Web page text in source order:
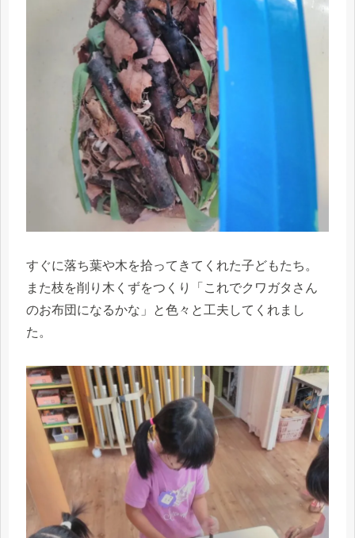
すぐに落ち葉や木を拾ってきてくれた子どもたち。
また枝を削り木くずをつくり「これでクワガタさん
のお布団になるかな」と色々と工夫してくれまし
た。